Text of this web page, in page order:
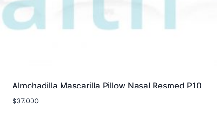
Almohadilla Mascarilla Pillow Nasal Resmed P10
$37.000